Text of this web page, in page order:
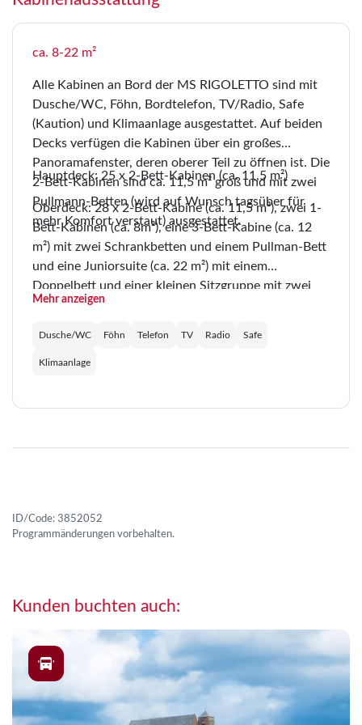
ca. 8-22 m²
Alle Kabinen an Bord der MS RIGOLETTO sind mit
Dusche/WC, Föhn, Bordtelefon, TV/Radio, Safe
(Kaution) und Klimaanlage ausgestattet. Auf beiden
Decks verfügen die Kabinen über ein großes
Panoramafenster, deren oberer Teil zu öffnen ist. Die
2-Bett-Kabinen sind ca. 11,5 m² groß und mit zwei
Pullmann-Betten (wird auf Wunsch tagsüber für
mehr Komfort verstaut) ausgestattet.
Hauptdeck: 25 x 2-Bett-Kabinen (ca. 11,5 m²)
Oberdeck: 28 x 2-Bett-Kabine (ca. 11,5 m²), zwei 1-
Bett-Kabinen (ca. 8m²), eine 3-Bett-Kabine (ca. 12
m²) mit zwei Schrankbetten und einem Pullman-Bett
und eine Juniorsuite (ca. 22 m²) mit einem
Doppelbett und einer kleinen Sitzgruppe mit zwei
Sesseln.
Mehr anzeigen
Dusche/WC Föhn Telefon TV Radio Safe
Klimaanlage
ID/Code: 3852052
Programmänderungen vorbehalten.
Kunden buchten auch: